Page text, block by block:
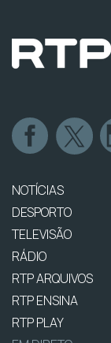
NOTÍCIAS
DESPORTO
TELEVISÃO
RÁDIO
RTP ARQUIVOS
RTP ENSINA
RTP PLAY